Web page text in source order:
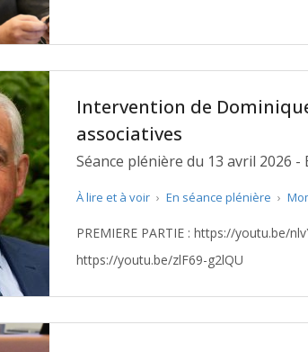
Intervention de
associatives
Séance plénière du 13 avril 2026
À lire et à voir › En séance plénière ›
PREMIERE PARTIE : https://youtu.be/nlvYG22SHAA DEUXIEME PARTIE :
https://youtu.be/zlF69-g2lQU